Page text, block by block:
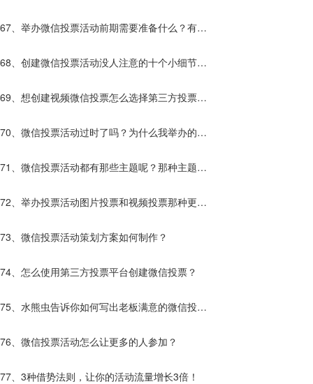
67、举办微信投票活动前期需要准备什么？有什
么优势？
68、创建微信投票活动没人注意的十个小细节，
让你的活动流量暴增10倍！
69、想创建视频微信投票怎么选择第三方投票平
70、微信投票活动过时了吗？为什么我举办的活
动效果不好？
71、微信投票活动都有那些主题呢？那种主题更
受人欢迎呢？
72、举办投票活动图片投票和视频投票那种更
73、微信投票活动策划方案如何制作？
74、怎么使用第三方投票平台创建微信投票？
75、水熊虫告诉你如何写出老板满意的微信投票
活动方案！
76、微信投票活动怎么让更多的人参加？
77、3种借势法则，让你的活动流量增长3倍！